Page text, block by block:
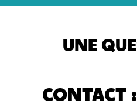
UNE
CONTACT :